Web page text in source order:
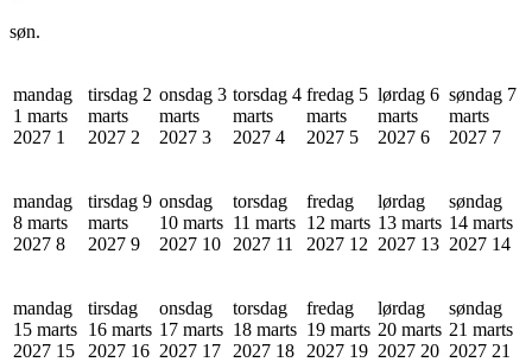
søn.
mandag
1 marts
2027 1
tirsdag 2
marts
2027 2
onsdag 3
marts
2027 3
torsdag 4
marts
2027 4
fredag 5
marts
2027 5
lørdag 6
marts
2027 6
søndag 7
marts
2027 7
mandag
8 marts
2027 8
tirsdag 9
marts
2027 9
onsdag
10 marts
2027 10
torsdag
11 marts
2027 11
fredag
12 marts
2027 12
lørdag
13 marts
2027 13
søndag
14 marts
2027 14
mandag
15 marts
2027 15
tirsdag
16 marts
2027 16
onsdag
17 marts
2027 17
torsdag
18 marts
2027 18
fredag
19 marts
2027 19
lørdag
20 marts
2027 20
søndag
21 marts
2027 21